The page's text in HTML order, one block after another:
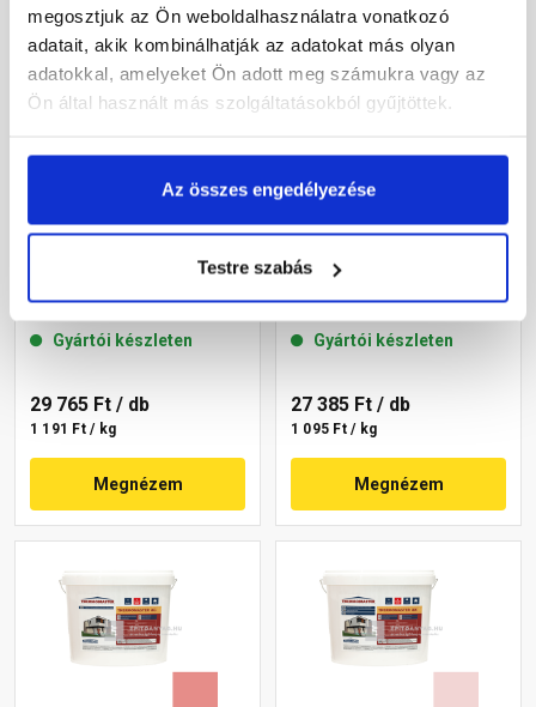
megosztjuk az Ön weboldalhasználatra vonatkozó
adatait, akik kombinálhatják az adatokat más olyan
adatokkal, amelyeket Ön adott meg számukra vagy az
Ön által használt más szolgáltatásokból gyűjtöttek.
Az összes engedélyezése
Testre szabás
vékonyvakolat, kapart 2
mm 22-C 25 kg
Gyártói készleten
29 765 Ft / db
1 191 Ft / kg
Megnézem
Thermomaster akril
vékonyvakolat, kapart 2
mm 22-D 25 kg
Gyártói készleten
27 385 Ft / db
1 095 Ft / kg
Megnézem